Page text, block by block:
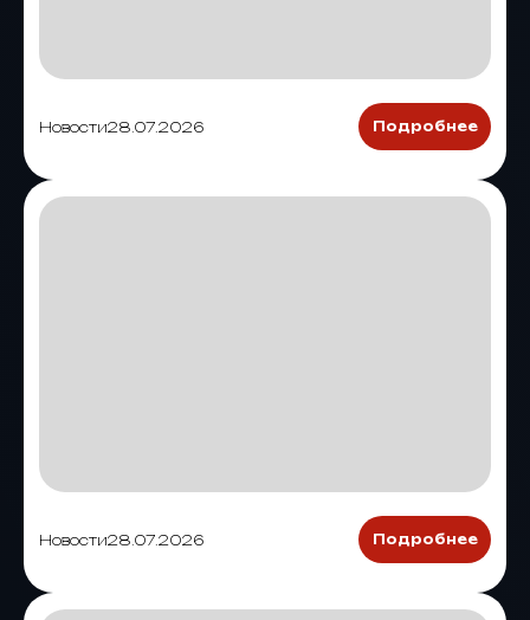
Новости28.07.2026 Подробнее
Новости28.07.2026 Подробнее